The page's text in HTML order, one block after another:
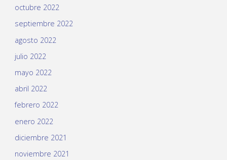
octubre 2022
septiembre 2022
agosto 2022
julio 2022
mayo 2022
abril 2022
febrero 2022
enero 2022
diciembre 2021
noviembre 2021